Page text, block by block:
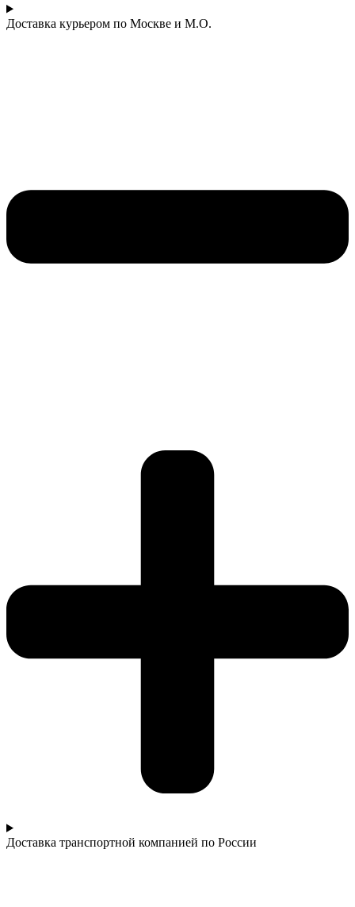
Доставка курьером по Москве и М.О.
Доставка транспортной компанией по России